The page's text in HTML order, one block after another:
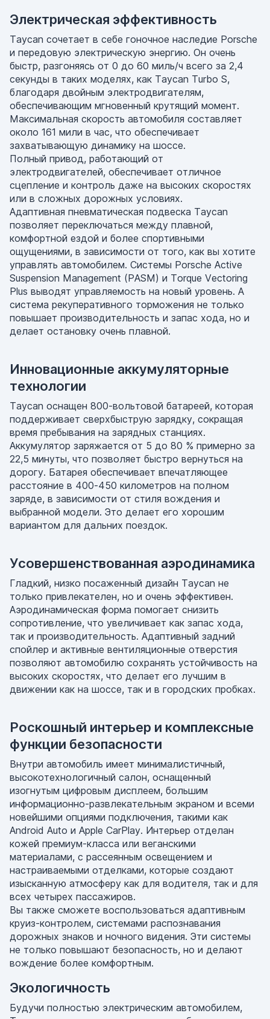
Электрическая эффективность
Taycan сочетает в себе гоночное наследие Porsche
и передовую электрическую энергию. Он очень
быстр, разгоняясь от 0 до 60 миль/ч всего за 2,4
секунды в таких моделях, как Taycan Turbo S,
благодаря двойным электродвигателям,
обеспечивающим мгновенный крутящий момент.
Максимальная скорость автомобиля составляет
около 161 мили в час, что обеспечивает
захватывающую динамику на шоссе.
Полный привод, работающий от
электродвигателей, обеспечивает отличное
сцепление и контроль даже на высоких скоростях
или в сложных дорожных условиях.
Адаптивная пневматическая подвеска Taycan
позволяет переключаться между плавной,
комфортной ездой и более спортивными
ощущениями, в зависимости от того, как вы хотите
управлять автомобилем. Системы Porsche Active
Suspension Management (PASM) и Torque Vectoring
Plus выводят управляемость на новый уровень. А
система рекуперативного торможения не только
повышает производительность и запас хода, но и
делает остановку очень плавной.
Инновационные аккумуляторные
технологии
Taycan оснащен 800-вольтовой батареей, которая
поддерживает сверхбыструю зарядку, сокращая
время пребывания на зарядных станциях.
Аккумулятор заряжается от 5 до 80 % примерно за
22,5 минуты, что позволяет быстро вернуться на
дорогу. Батарея обеспечивает впечатляющее
расстояние в 400-450 километров на полном
заряде, в зависимости от стиля вождения и
выбранной модели. Это делает его хорошим
вариантом для дальних поездок.
Усовершенствованная аэродинамика
Гладкий, низко посаженный дизайн Taycan не
только привлекателен, но и очень эффективен.
Аэродинамическая форма помогает снизить
сопротивление, что увеличивает как запас хода,
так и производительность. Адаптивный задний
спойлер и активные вентиляционные отверстия
позволяют автомобилю сохранять устойчивость на
высоких скоростях, что делает его лучшим в
движении как на шоссе, так и в городских пробках.
Роскошный интерьер и комплексные
функции безопасности
Внутри автомобиль имеет минималистичный,
высокотехнологичный салон, оснащенный
изогнутым цифровым дисплеем, большим
информационно-развлекательным экраном и всеми
новейшими опциями подключения, такими как
Android Auto и Apple CarPlay. Интерьер отделан
кожей премиум-класса или веганскими
материалами, с рассеянным освещением и
настраиваемыми отделками, которые создают
изысканную атмосферу как для водителя, так и для
всех четырех пассажиров.
Вы также сможете воспользоваться адаптивным
круиз-контролем, системами распознавания
дорожных знаков и ночного видения. Эти системы
не только повышают безопасность, но и делают
вождение более комфортным.
Экологичность
Будучи полностью электрическим автомобилем,